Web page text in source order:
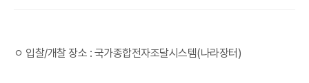
ㅇ 입찰/개찰 장소 : 국가종합전자조달시스템(나라장터)